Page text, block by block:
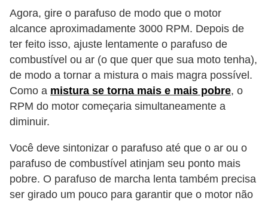
Agora, gire o parafuso de modo que o motor
alcance aproximadamente 3000 RPM. Depois de
ter feito isso, ajuste lentamente o parafuso de
combustível ou ar (o que quer que sua moto tenha),
de modo a tornar a mistura o mais magra possível.
Como a mistura se torna mais e mais pobre, o
RPM do motor começaria simultaneamente a
diminuir.
Você deve sintonizar o parafuso até que o ar ou o
parafuso de combustível atinjam seu ponto mais
pobre. O parafuso de marcha lenta também precisa
ser girado um pouco para garantir que o motor não